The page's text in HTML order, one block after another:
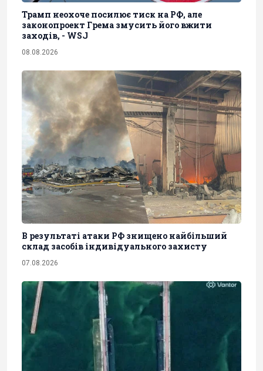
Трамп неохоче посилює тиск на РФ, але
законопроект Грема змусить його вжити
заходів, - WSJ
08.08.2026
В результаті атаки РФ знищено найбільший
склад засобів індивідуального захисту
07.08.2026